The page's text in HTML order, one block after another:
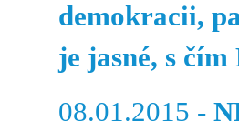
demokracii,
je jasné, s
08.01.2015 -